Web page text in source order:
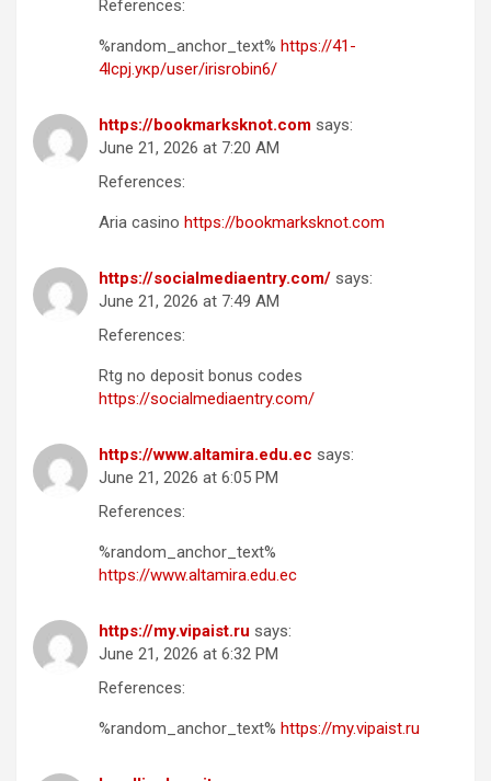
References:
%random_anchor_text% https://41-
4lcpj.укр/user/irisrobin6/
https://bookmarksknot.com says:
June 21, 2026 at 7:20 AM
References:
Aria casino https://bookmarksknot.com
https://socialmediaentry.com/ says:
June 21, 2026 at 7:49 AM
References:
Rtg no deposit bonus codes
https://socialmediaentry.com/
https://www.altamira.edu.ec says:
June 21, 2026 at 6:05 PM
References:
%random_anchor_text%
https://www.altamira.edu.ec
https://my.vipaist.ru says:
June 21, 2026 at 6:32 PM
References:
%random_anchor_text% https://my.vipaist.ru